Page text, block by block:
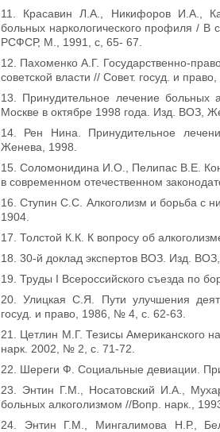
11. Красавин Л.А., Никифоров И.А.,
больных наркологического профиля / В
РСФСР, М., 1991, с, 65- 67.
12. Пахоменко А.Г. Государственно-
советской власти // Совет. госуд. и
13. Принудительное лечение
Москве в октябре 1998 года. Изд. ВОЗ,
14. Рен Нина. Принудительное
Женева, 1998.
15. Соломонидина И.О., Пелипас В.Е.
в современном отечественном
16. Ступин С.С. Алкоголизм и борьба с
1904.
17. Толстой К.К. К вопросу об
18. 30-й доклад экспертов ВОЗ. Изд. ВОЗ,
19. Труды I Всероссийского съезда по
20. Улицкая С.Я. Пути улучшения
госуд. и право, 1986, № 4, с. 62-63.
21. Цетлин М.Г. Тезисы Американского
нарк. 2002, № 2, с. 71-72.
22. Шереги Ф. Социальные девиации.
23. Энтин Г.М., Носатовский И.А.,
больных алкоголизмом //Вопр. нарк.,
24. Энтин Г.М., Мингалимова Н.Р.,